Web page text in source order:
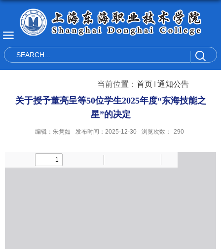
当前位置： 首页 通知公告
关于授予董亮呈等50位学生2025年度“东海技能之
星”的决定
编辑：朱隽如 发布时间：2025-12-30 浏览次数： 290